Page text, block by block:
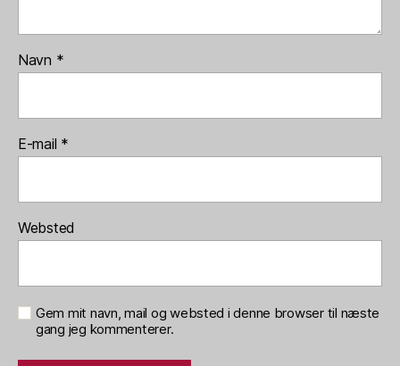
Navn *
E-mail *
Websted
Gem mit navn, mail og websted i denne browser til næste
gang jeg kommenterer.